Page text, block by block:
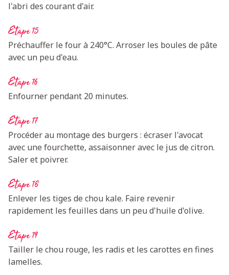
l'abri des courant d'air.
Etape 15
Préchauffer le four à 240°C. Arroser les boules de pâte
avec un peu d'eau.
Etape 16
Enfourner pendant 20 minutes.
Etape 17
Procéder au montage des burgers : écraser l'avocat
avec une fourchette, assaisonner avec le jus de citron.
Saler et poivrer.
Etape 18
Enlever les tiges de chou kale. Faire revenir
rapidement les feuilles dans un peu d'huile d'olive.
Etape 19
Tailler le chou rouge, les radis et les carottes en fines
lamelles.